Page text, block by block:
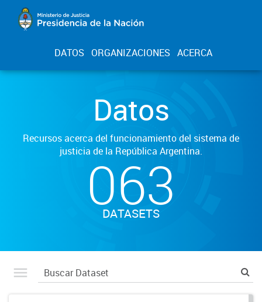
DATOS ORGANIZACIONES ACERCA
Datos
Recursos acerca del funcionamiento del sistema de
justicia de la República Argentina.
063
DATASETS